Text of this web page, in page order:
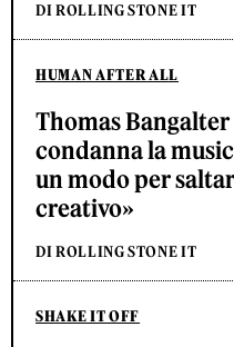
DI ROLLING STONE IT
HUMAN AFTER ALL
Thomas
condanna la
un modo per
creativo»
DI ROLLING STONE IT
SHAKE IT OFF